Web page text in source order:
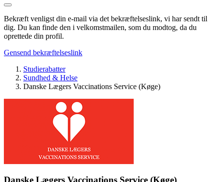
Bekræft venligst din e-mail via det bekræftelseslink, vi har sendt til
dig. Du kan finde den i velkomstmailen, som du modtog, da du
oprettede din profil.
Gensend bekræftelseslink
Studierabatter
Sundhed & Helse
Danske Lægers Vaccinations Service (Køge)